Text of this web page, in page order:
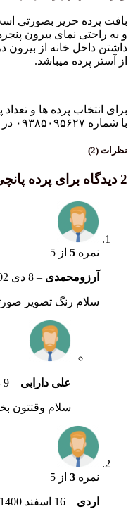
بافت پرده حریر بصورتی
و به راحتی نمای بیرون
داشتن داخل خانه از بیرون
از آستر پرده میباشد.
برای انتخاب پرده ها و تعداد
با شماره ۰۹۳۸۵۰۹۵۶۲۷ در ارتباط باشید.
نظرات (2)
2 دیدگاه برای پرده
نمره5 از 5
آرزومحمدی– 8 دی 1402
سلام رنگ تصویر
علی دارابی – 9 دی 1402
سلام وقتتون
نمره3 از 5
اردی– 16 اسفند 1400